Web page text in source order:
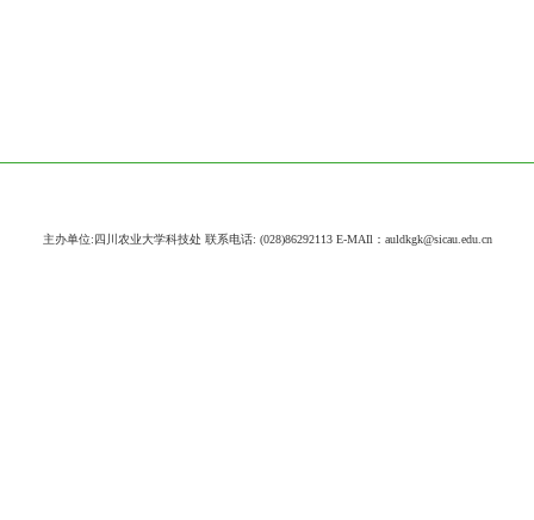
主办单位:四川农业大学科技处 联系电话: (028)86292113 E-MAIl：auldkgk@sicau.edu.cn